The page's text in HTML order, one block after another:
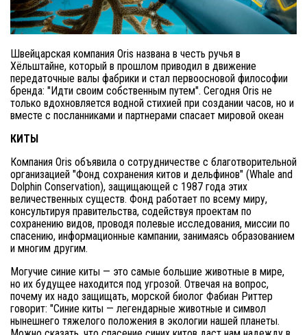
Швейцарская компания Oris названа в честь ручья в
Хёльштайне, который в прошлом приводил в движение
передаточные валы фабрики и стал первоосновой философии
бренда: "Идти своим собственным путем". Сегодня Oris не
только вдохновляется водной стихией при создании часов, но и
вместе с посланниками и партнерами спасает мировой океан
КИТЫ
Компания Oris объявила о сотрудничестве с благотворительной
организацией "Фонд сохранения китов и дельфинов" (Whale and
Dolphin Conservation), защищающей с 1987 года этих
величественных существ. Фонд работает по всему миру,
консультируя правительства, содействуя проектам по
сохранению видов, проводя полевые исследования, миссии по
спасению, информационные кампании, занимаясь образованием
и многим другим.
Могучие синие киты — это самые большие животные в мире,
но их будущее находится под угрозой. Отвечая на вопрос,
почему их надо защищать, морской биолог Фабиан Риттер
говорит: "Синие киты — легендарные животные и символ
нынешнего тяжелого положения в экологии нашей планеты.